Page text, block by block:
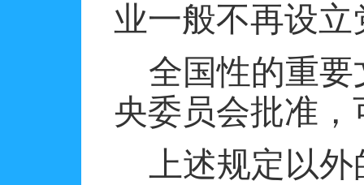
业一般不再设立
全国性的重
央委员会批准
上述规定以